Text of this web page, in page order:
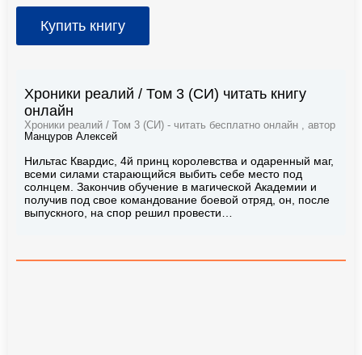
Купить книгу
Хроники реалий / Том 3 (СИ) читать книгу
онлайн
Хроники реалий / Том 3 (СИ) - читать бесплатно онлайн , автор
Манцуров Алексей
Нильтас Квардис, 4й принц королевства и одаренный маг,
всеми силами старающийся выбить себе место под
солнцем. Закончив обучение в магической Академии и
получив под свое командование боевой отряд, он, после
выпускного, на спор решил провести…